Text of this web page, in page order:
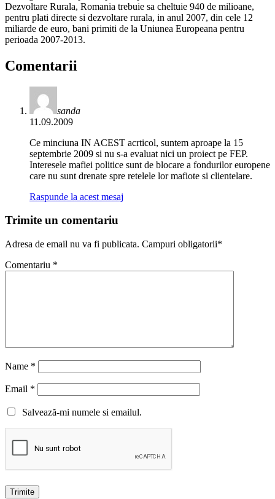
Dezvoltare Rurala, Romania trebuie sa cheltuie 940 de milioane,
pentru plati directe si dezvoltare rurala, in anul 2007, din cele 12
miliarde de euro, bani primiti de la Uniunea Europeana pentru
perioada 2007-2013.
Comentarii
sanda
11.09.2009
Ce minciuna IN ACEST acrticol, suntem aproape la 15
septembrie 2009 si nu s-a evaluat nici un proiect pe FEP.
Interesele mafiei politice sunt de blocare a fondurilor europene
care nu sunt drenate spre retelele lor mafiote si clientelare.
Raspunde la acest mesaj
Trimite un comentariu
Adresa de email nu va fi publicata. Campuri obligatorii*
Comentariu *
Name *
Email *
Salvează-mi numele si emailul.